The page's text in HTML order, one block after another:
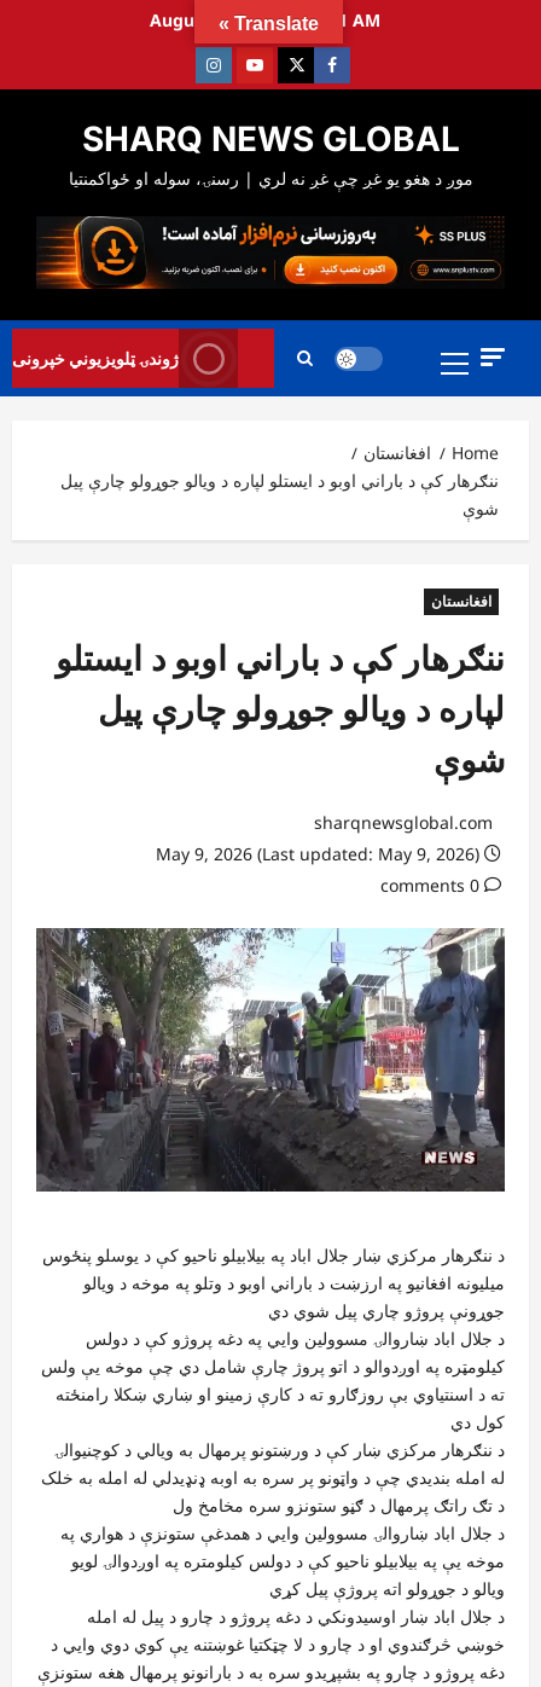
August 8, 2026 7:21:12 AM
Facebook
Twitter
Youtube
Instagram
SHARQ NEWS GLOBAL
Primary
ژوندۍ ټلویزیوني خپرونی
Home
افغانستان
ننګرهار کې د باراني اوبو د ایستلو لپاره د ویالو جوړولو چارې پیل
شوې
افغانستان
ننګرهار کې د باراني اوبو د ایستلو
لپاره د ویالو جوړولو چارې پیل
شوې
sharqnewsglobal.com
0 comments
د ننګرهار مرکزي ښار جلال اباد په بیلابیلو ناحیو کې د يوسلو پنځوس
میلیونه افغانيو په ارزښت د باراني اوبو د وتلو په موخه د ویالو
جوړونې پروژو چاري پیل شوي دي
د جلال اباد ښاروالۍ مسوولین وايي په دغه پروژو کې د دولس
کیلومټره په اوږدوالو د اتو پروژ چارې شامل دي چې موخه يې ولس
ته د اسنتیاوي بې روزګارو ته د کارې زمینو او ښاري ښکلا رامنځته
کول دي
د ننګرهار مرکزي ښار کې د ورښتونو پرمهال به ویالي د کوچنيوالۍ
له امله بندیدي چې د واټونو پر سره به اوبه ډنډیدلي له امله به خلک
د تګ راتګ پرمهال د ګڼو ستونزو سره مخامخ ول
د جلال اباد ښاروالۍ مسوولین وايي د همدغې ستونزې د هواري په
موخه يې په بیلابیلو ناحیو کې د دولس کیلومتره په اوږدوالۍ لویو
ویالو د جوړولو اته پروژې پیل کړي
د جلال اباد ښار اوسیدونکي د دغه پروژو د چارو د پیل له امله
خوښي څرګندوي او د چارو د لا چټکتیا غوښتنه يې کوي دوي وايي د
دغه پروژو د چارو په بشپړیدو سره به د بارانونو پرمهال هغه ستونزې
Translate »